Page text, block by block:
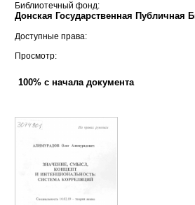
Библиотечный фонд:
Донская Государственная Публичная
Доступные права:
Просмотр:
100% с начала документа